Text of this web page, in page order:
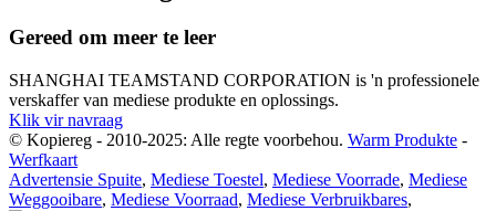
Gereed om meer te leer
SHANGHAI TEAMSTAND CORPORATION is 'n professionele
verskaffer van mediese produkte en oplossings.
Klik vir navraag
© Kopiereg - 2010-2025: Alle regte voorbehou. Warm Produkte -
Werfkaart
Advertensie Spuite, Mediese Toestel, Mediese Voorrade, Mediese
Weggooibare, Mediese Voorraad, Mediese Verbruikbares,